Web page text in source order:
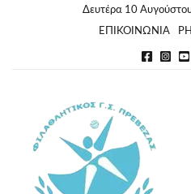
Δευτέρα 10
ΕΠΙΚΟΙΝΩΝΙΑ